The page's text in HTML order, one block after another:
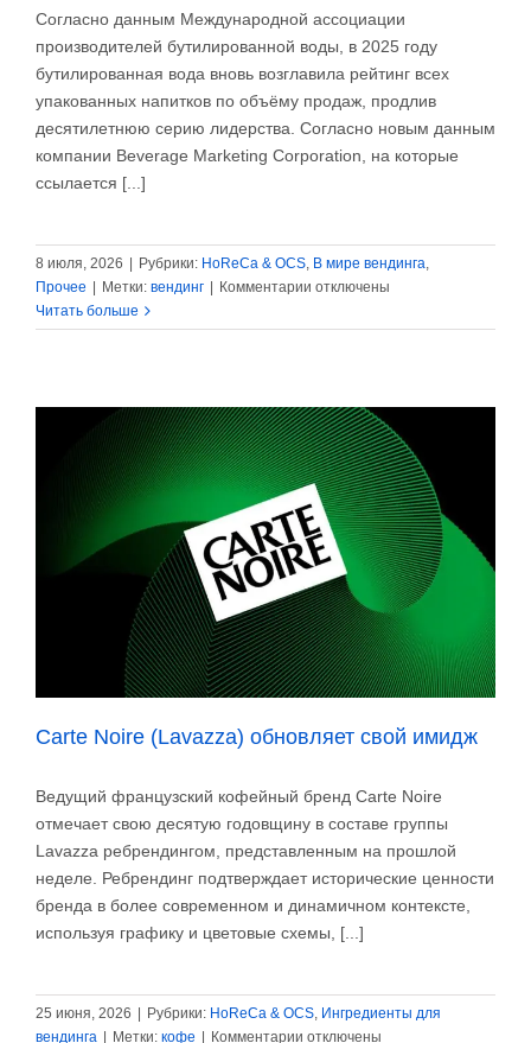
Согласно данным Международной ассоциации
производителей бутилированной воды, в 2025 году
бутилированная вода вновь возглавила рейтинг всех
упакованных напитков по объёму продаж, продлив
десятилетнюю серию лидерства. Согласно новым данным
компании Beverage Marketing Corporation, на которые
ссылается [...]
8 июля, 2026 Рубрики: HoReCa & OCS, В мире вендинга,
Прочее
Метки: вендинг Комментарии к
Объёмы
воды
превысили
51,3
миллиарда
долларов
отключены
Читать больше
Carte Noire (Lavazza) обновляет свой имидж
Ведущий французский кофейный бренд Carte Noire
отмечает свою десятую годовщину в составе группы
Lavazza ребрендингом, представленным на прошлой
неделе. Ребрендинг подтверждает исторические ценности
бренда в более современном и динамичном контексте,
используя графику и цветовые схемы, [...]
25 июня, 2026 | Рубрики: HoReCa & OCS Ингредиенты для
вендинга | Метки: кофе | Комментарии котключены